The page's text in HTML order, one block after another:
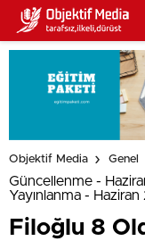
Objektif Media Genel
Güncellenme -
Yayınlanma -
Filoğlu 8